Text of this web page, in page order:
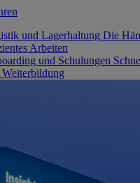
und Lagerhaltung Die
Arbeiten
und Schulungen